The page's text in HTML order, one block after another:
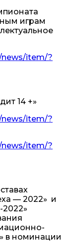
играм
news/item/?
14 +»
news/item/?
news/item/?
— 2022» и
2022»
в номинации